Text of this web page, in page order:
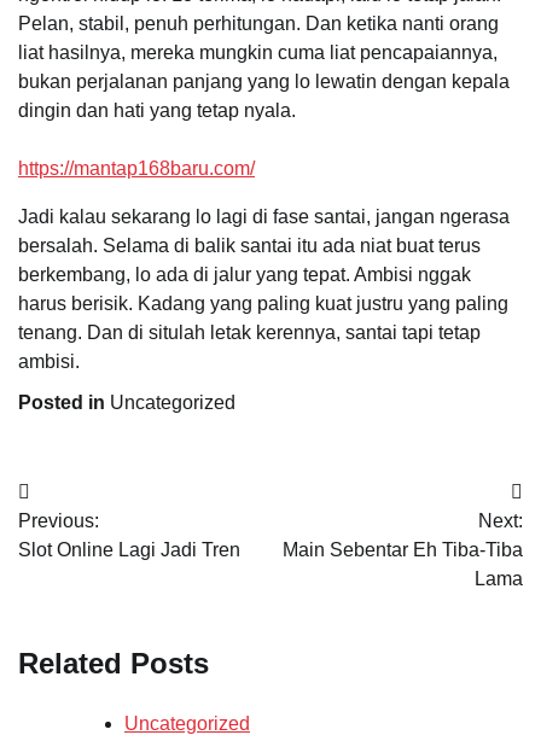
Pelan, stabil, penuh perhitungan. Dan ketika nanti orang
liat hasilnya, mereka mungkin cuma liat pencapaiannya,
bukan perjalanan panjang yang lo lewatin dengan kepala
dingin dan hati yang tetap nyala.
https://mantap168baru.com/
Jadi kalau sekarang lo lagi di fase santai, jangan ngerasa
bersalah. Selama di balik santai itu ada niat buat terus
berkembang, lo ada di jalur yang tepat. Ambisi nggak
harus berisik. Kadang yang paling kuat justru yang paling
tenang. Dan di situlah letak kerennya, santai tapi tetap
ambisi.
Posted in Uncategorized
Post
navigation
Previous:
Slot Online Lagi Jadi Tren
Next:
Main Sebentar Eh Tiba-Tiba
Lama
Related Posts
Uncategorized